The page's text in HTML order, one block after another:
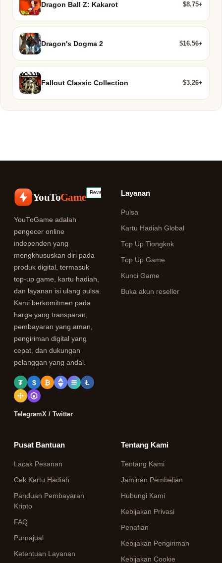
Dragon Ball Z: Kakarot $8.75+
Dragon's Dogma 2 $16.56+
Fallout Classic Collection $3.26+
YouToGame
YouToGame adalah
pengecer online
independen yang
mengkhususkan diri pada
produk digital, termasuk
top-up game, kartu hadiah,
dan layanan isi ulang pulsa.
Kami berkomitmen pada
harga yang transparan,
pembayaran yang aman,
pengiriman digital yang
cepat, dan dukungan
pelanggan yang andal.
₮ $ ₿ Ł
TelegramX / Twitter
Layanan
Pulsa
Kartu Hadiah Global
Top Up Tiongkok
Top Up Game
Kunci Game
Buka akun reseller
Pusat Bantuan
Lacak Pesanan
Cek Kartu Hadiah
Panduan Pembayaran
Kripto
FAQ
Purnajual
Ketentuan Layanan
Tentang Kami
Tentang Kami
Jaminan Pembelian
Hubungi Kami
Kebijakan Privasi
Penafian
Kebijakan Pengiriman
Kebijakan Cookie